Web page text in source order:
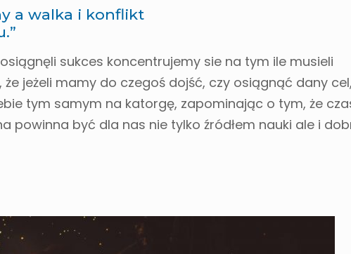
a walka i konflikt
sukces koncentrujemy sie na tym ile musieli
jeżeli mamy do czegoś dojść, czy osiągnąć dany cel,
tym samym na katorgę, zapominając o tym, że
powinna być dla nas nie tylko źródłem nauki ale i